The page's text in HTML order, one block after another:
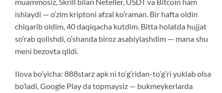
ishlaydi — o’zim kriptoni afzal ko’raman. Bir hafta oldin
chiqarib oldim, 40 daqiqacha kutdim. Bitta holatda hujjat
so’rab qolishdi, o’shanda biroz asabiylashdim — mana shu
meni bezovta qildi.
Ilova bo’yicha: 888starz apk ni to’g’ridan-to’g’ri yuklab olsa
bo’ladi, Google Play da topmaysiz — bukmeykerlarda